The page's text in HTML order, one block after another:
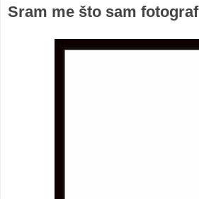
Sram me što sam fotograf